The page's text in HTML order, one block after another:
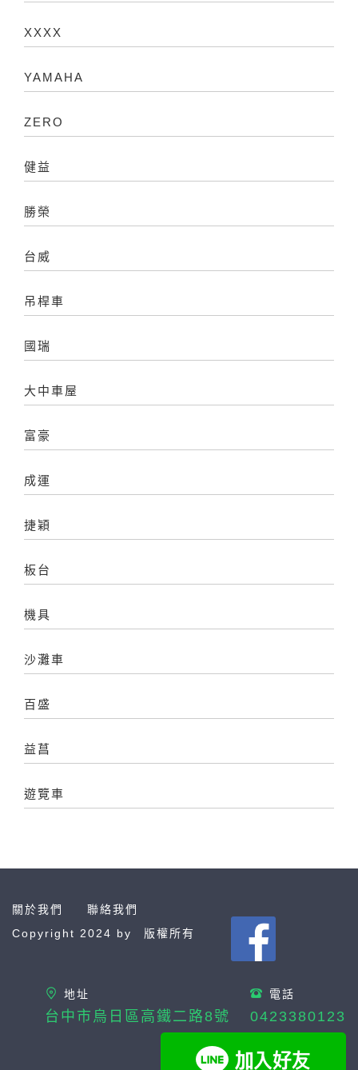
XXXX
YAMAHA
ZERO
健益
勝榮
台威
吊桿車
國瑞
大中車屋
富豪
成運
捷穎
板台
機具
沙灘車
百盛
益菖
遊覽車
關於我們
聯絡我們
Copyright 2024 by
版權所有
地址
台中市烏日區高鐵二路8號
電話
0423380123